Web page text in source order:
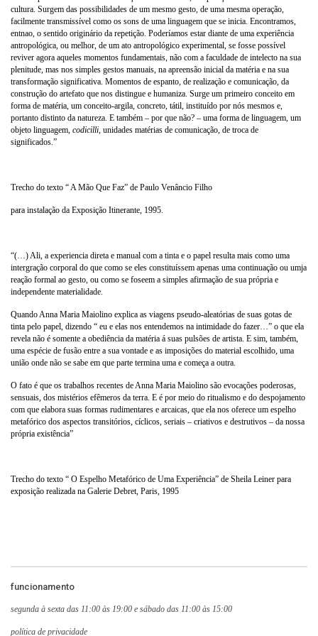
cultura. Surgem das possibilidades de um mesmo gesto, de uma mesma operação,
facilmente transmissível como os sons de uma linguagem que se inicia. Encontramos,
entnao, o sentido originário da repetição. Poderíamos estar diante de uma experiência
antropológica, ou melhor, de um ato antropológico experimental, se fosse possível
reviver agora aqueles momentos fundamentais, não com a faculdade de intelecto na sua
plenitude, mas nos simples gestos manuais, na apreensão inicial da matéria e na sua
transformação significativa. Momentos de espanto, de realização e comunicação, da
construção do artefato que nos distingue e humaniza. Surge um primeiro conceito em
forma de matéria, um conceito-argila, concreto, tátil, instituído por nós mesmos e,
portanto distinto da natureza. E também – por que não? – uma forma de linguagem, um
objeto linguagem, codicilli, unidades matérias de comunicação, de troca de
significados.”
Trecho do texto “ A Mão Que Faz” de Paulo Venâncio Filho
para instalação da Exposição Itinerante, 1995.
“(…) Ali, a experiencia direta e manual com a tinta e o papel resulta mais como uma
intergração corporal do que como se eles constituíssem apenas uma continuação ou umja
reação formal ao gesto, ou como se foseem a simples afirmação de sua própria e
independente materialidade.
Quando Anna Maria Maiolino explica as viagens pseudo-aleatórias de suas gotas de
tinta pelo papel, dizendo “ eu e elas nos entendemos na intimidade do fazer…” o que ela
revela não é somente a obediência da matéria á suas pulsões de artista. E sim, também,
uma espécie de fusão entre a sua vontade e as imposições do material escolhido, uma
união onde não se sabe em que parte termina uma e começa a outra.
O fato é que os trabalhos recentes de Anna Maria Maiolino são evocações poderosas,
sensuais, dos mistérios efêmeros da terra. E é por meio do ritualismo e do despojamento
com que elabora suas formas rudimentares e arcaicas, que ela nos oferece um espelho
metafórico dos aspectos transitórios, cíclicos, seriais – criativos e destrutivos – da nossa
própria existência”
Trecho do texto “ O Espelho Metafórico de Uma Experiência” de Sheila Leiner para
exposição realizada na Galerie Debret, Paris, 1995
funcionamento
segunda à sexta das 11:00 às 19:00 e sábado das 11:00 às 15:00
política de privacidade